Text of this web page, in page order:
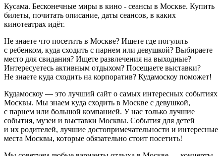
Кусама. Бесконечные миры в кино - сеансы в Москве. Купить
билеты, почитать описание, даты сеансов, в каких
кинотеатрах идёт.
Не знаете что посетить в Москве? Ищете где погулять
с ребенком, куда сходить с парнем или девушкой? Выбираете
место для свидания? Ищете развлечения на выходные?
Интересуетесь активным отдыхом? Посещаете выставки?
Не знаете куда сходить на корпоратив? Кудамоскоу поможет!
Кудамоскоу — это лучший сайт о самых интересных событиях
Москвы. Мы знаем куда сходить в Москве с девушкой,
с парнем или большой компанией. У нас только лучшие
события, музеи и выставки Москвы. События для детей
и их родителей, лучшие достопримечательности и интересные
места Москвы, которые обязательно стоит посетить!